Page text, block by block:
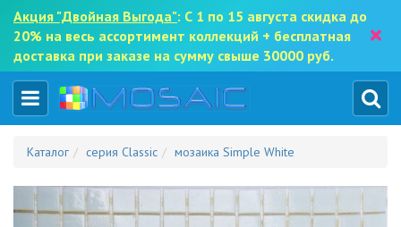
Акция "Двойная Выгода": С 1 по 15 августа скидка до
20% на весь ассортимент коллекций + бесплатная
доставка при заказе на сумму свыше 30000 руб.
×
Каталог серия Classic мозаика Simple White